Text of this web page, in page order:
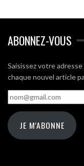
ABONNEZ-VOUS
Saisissez votre
chaque nouvel article
nom@gmail.com
JE M'ABONNE